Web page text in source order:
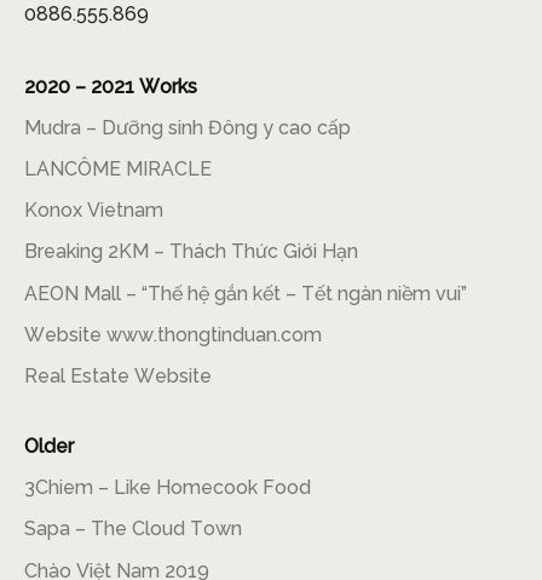
0886.555.869
2020 – 2021 Works
Mudra – Dưỡng sinh Đông y cao cấp
LANCÔME MIRACLE
Konox Vietnam
Breaking 2KM – Thách Thức Giới Hạn
AEON Mall – “Thế hệ gắn kết – Tết ngàn niềm vui”
Website www.thongtinduan.com
Real Estate Website
Older
3Chiem – Like Homecook Food
Sapa – The Cloud Town
Chào Việt Nam 2019